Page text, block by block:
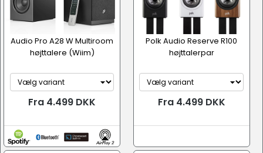
Audio Pro A28 W Multiroom
højttalere (Wiim)
Fra 4.499 DKK
Polk Audio Reserve R100
højttalerpar
Fra 4.499 DKK